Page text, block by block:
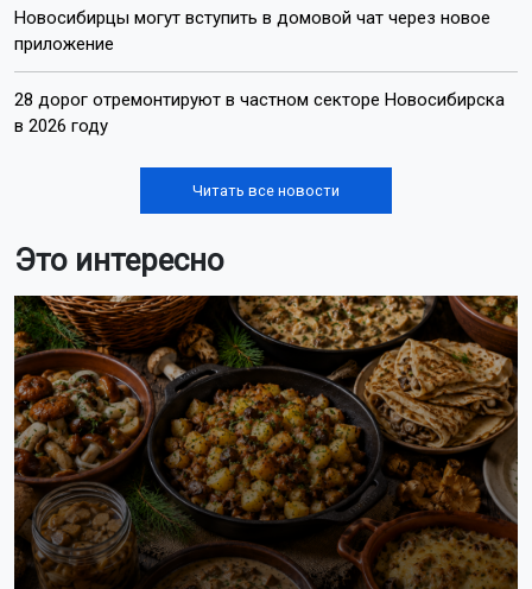
Новосибирцы могут вступить в домовой чат через новое
приложение
28 дорог отремонтируют в частном секторе Новосибирска
в 2026 году
Читать все новости
Это интересно